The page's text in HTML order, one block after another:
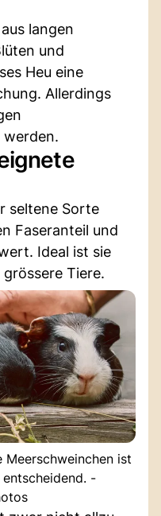
langen
und
Heu eine
Allerdings
werden.
seltene Sorte
Faseranteil und
Ideal ist sie
Tiere.
Meerschweinchen ist
-